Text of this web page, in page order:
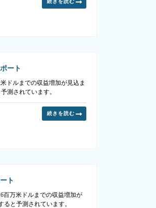
続きを読む
ート
ドルまでの収益増加が見込ま
測されています。
続きを読む
ト
百万米ドルまでの収益増加が
と予測されています。